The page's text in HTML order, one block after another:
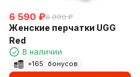
6 590 ₽6 990 ₽
Женские перчатки UGG
Red
В наличии
+165 бонусов